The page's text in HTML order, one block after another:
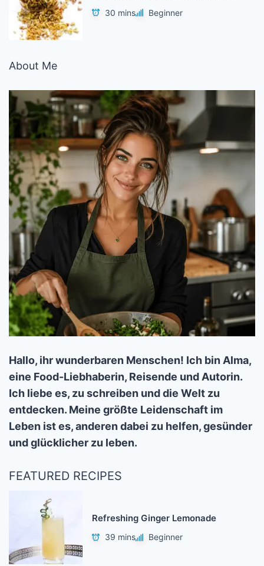
30 mins Beginner
About Me
Hallo, ihr wunderbaren Menschen! Ich bin Alma,
eine Food-Liebhaberin, Reisende und Autorin.
Ich liebe es, zu schreiben und die Welt zu
entdecken. Meine größte Leidenschaft im
Leben ist es, anderen dabei zu helfen, gesünder
und glücklicher zu leben.
FEATURED RECIPES
Refreshing Ginger Lemonade
39 mins Beginner